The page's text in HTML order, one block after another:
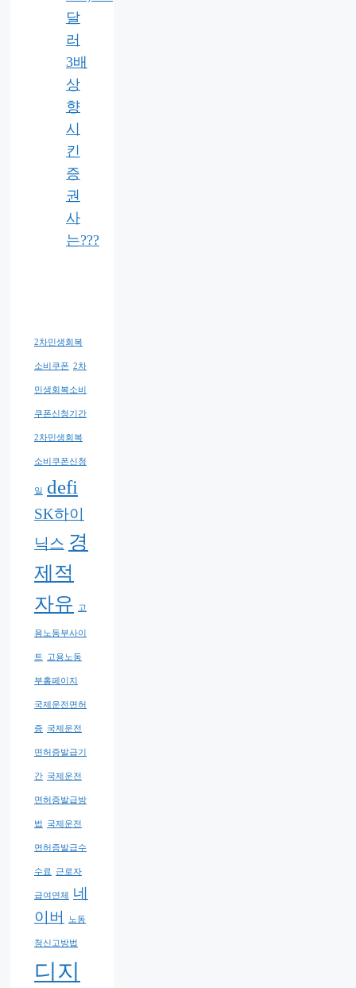
달
러
3배
상
향
시
킨
증
권
사
는???
2차민생회복
소비쿠폰 2차
민생회복소비
쿠폰신청기간
2차민생회복
소비쿠폰신청
일 defi
SK하이
닉스 경
제적
자유
고
용노동부사이
트 고용노동
부홈페이지
국제운전면허
증 국제운전
면허증발급기
간 국제운전
면허증발급방
법 국제운전
면허증발급수
수료 근로자
급여연체
네
이버
노동
청신고방법
디지